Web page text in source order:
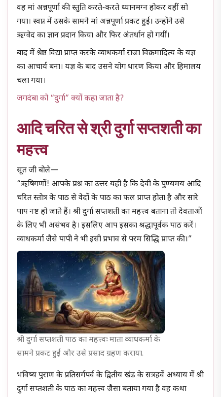
वह मां अन्नपूर्णा की स्तुति करते-करते ध्यानमग्न होकर वहीं सो
गया। स्वप्न में उसके सामने मां अन्नपूर्णा प्रकट हुईं। उन्होंने उसे
ऋग्वेद का ज्ञान प्रदान किया और फिर अंतर्धान हो गयीं।
बाद में श्रेष्ठ विद्या प्राप्त करके व्याधकर्मा राजा विक्रमादित्य के यज्ञ
का आचार्य बना। यज्ञ के बाद उसने योग धारण किया और हिमालय
चला गया।
जगदंबा को “दुर्गा” क्यों कहा जाता है?
आदि चरित से श्री दुर्गा सप्तशती का
महत्त्व
सूत जी बोले—
“ऋषिगणों! आपके प्रश्न का उत्तर यही है कि देवी के पुण्यमय आदि
चरित स्तोत्र के पाठ से वेदों के पाठ का फल प्राप्त होता है और सारे
पाप नष्ट हो जाते हैं। श्री दुर्गा सप्तशती का महत्त्व बताना तो देवताओं
के लिए भी असंभव है। इसलिए आप इसका श्रद्धापूर्वक पाठ करें।
व्याधकर्मा जैसे पापी ने भी इसी प्रभाव से परम सिद्धि प्राप्त की।”
श्री दुर्गा सप्तशती पाठ का महत्त्वः माता व्याधकर्मा के
सामने प्रकट हुईं और उसे प्रसाद ग्रहण कराया.
भविष्य पुराण के प्रतिसर्गपर्व के द्वितीय खंड के सत्रहवें अध्याय में श्री
दुर्गा सप्तशती के पाठ का महत्त्व जैसा बताया गया है वह कथा